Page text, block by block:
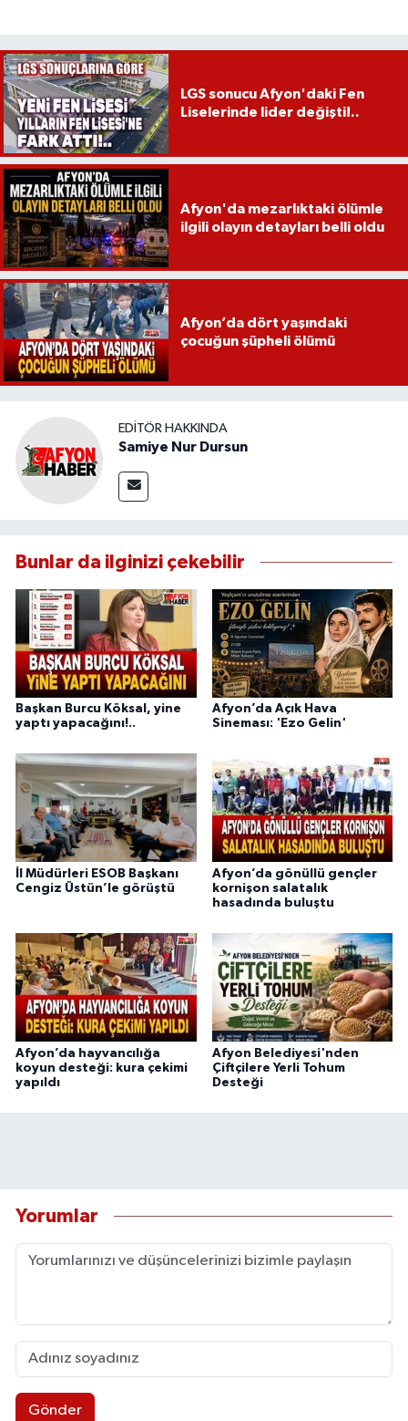
LGS sonucu Afyon'daki Fen
Liselerinde lider değişti!..
Afyon'da mezarlıktaki ölümle
ilgili olayın detayları belli oldu
Afyon’da dört yaşındaki
çocuğun şüpheli ölümü
EDITÖR HAKKINDA
Samiye Nur Dursun
Bunlar da ilginizi çekebilir
Başkan Burcu Köksal, yine
yaptı yapacağını!..
Afyon’da Açık Hava
Sineması: 'Ezo Gelin'
İl Müdürleri ESOB Başkanı
Cengiz Üstün’le görüştü
Afyon’da gönüllü gençler
kornişon salatalık
hasadında buluştu
Afyon’da hayvancılığa
koyun desteği: kura çekimi
yapıldı
Afyon Belediyesi'nden
Çiftçilere Yerli Tohum
Desteği
Yorumlar
Gönder